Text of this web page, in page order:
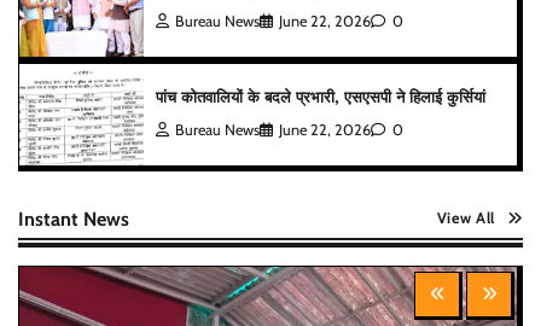
Bureau News June 22, 2026 0
पांच कोतवालियों के बदले प्रभारी, एसएसपी ने हिलाई कुर्सियां
Bureau News June 22, 2026 0
Instant News View All